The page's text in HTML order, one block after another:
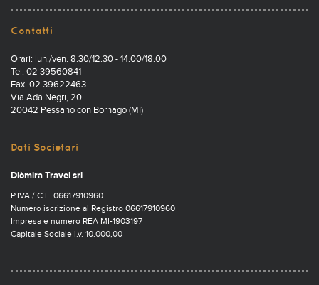
Contatti
Orari: lun./ven. 8.30/12.30 - 14.00/18.00
Tel. 02 39560841
Fax. 02 39622463
Via Ada Negri, 20
20042 Pessano con Bornago (MI)
Dati Societari
Diòmira Travel srl
P.IVA / C.F. 06617910960
Numero iscrizione al Registro 06617910960
Impresa e numero REA MI-1903197
Capitale Sociale i.v. 10.000,00